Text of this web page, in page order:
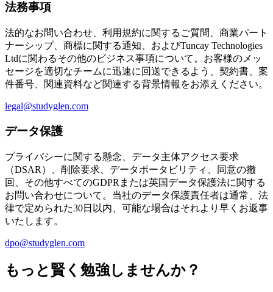
法務事項
法的なお問い合わせ、利用規約に関するご質問、商業パート
ナーシップ、商標に関する通知、およびTuncay Technologies
Ltdに関わるその他のビジネス事項について。お客様のメッ
セージを適切なチームに迅速に回送できるよう、契約書、案
件番号、関連資料など関連する背景情報をお添えください。
legal@studyglen.com
データ保護
プライバシーに関する懸念、データ主体アクセス要求
（DSAR）、削除要求、データポータビリティ、同意の撤
回、その他すべてのGDPRまたは英国データ保護法に関する
お問い合わせについて。当社のデータ保護責任者は通常、法
律で定められた30日以内、可能な場合はそれより早くお返事
いたします。
dpo@studyglen.com
もっと賢く勉強しませんか？